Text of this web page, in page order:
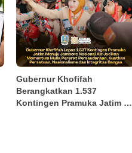
Gubernur Khofifah
Berangkatkan 1.537
Kontingen Pramuka Jatim ke